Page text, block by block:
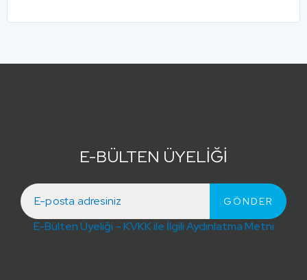
E-BÜLTEN ÜYELİĞİ
E-Bülten Üyeliği – KVKK ile İlgili Aydınlatma Metni